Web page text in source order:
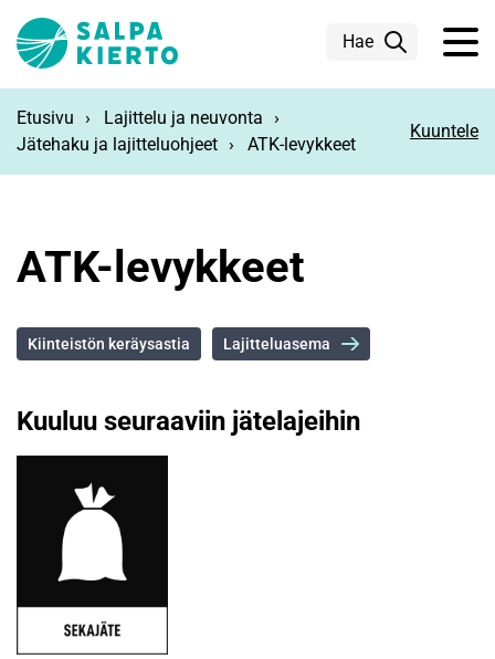
Hae
Etusivu
Lajittelu ja neuvonta
Jätehaku ja lajitteluohjeet
ATK-levykkeet
Kuuntele
ATK-levykkeet
Kiinteistön keräysastia Lajitteluasema
Kuuluu seuraaviin jätelajeihin